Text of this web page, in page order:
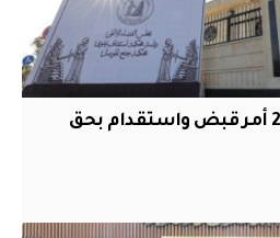
النزاهة تعلن صدور 26 أمر قبض واستقدام بحق